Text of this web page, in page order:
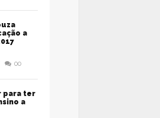
a
00
para ter
a